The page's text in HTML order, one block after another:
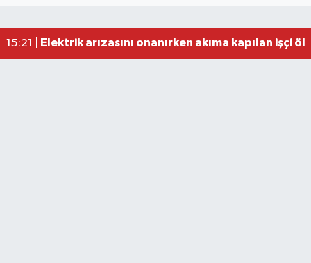
15:21 | Elektrik arızasını onanırken akıma kapılan işçi